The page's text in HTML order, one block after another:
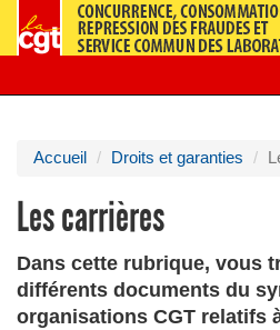
Accueil Droits et garanties
Les carrières
Dans cette rubrique, vous
différents documents du
organisations CGT relatifs